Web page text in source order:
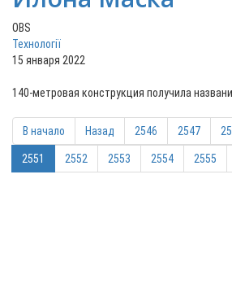
OBS
Технології
15 января 2022
140-метровая конструкция получила
В начало Назад 2546 2547
2551 2552 2553 2554 2555